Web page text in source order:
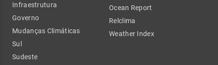
Infraestrutura
Governo
Mudanças Climáticas
Sul
Sudeste
Ocean Report
Relclima
Weather Index